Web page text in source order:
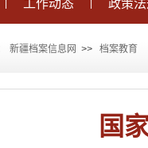
工作动态 政策
新疆档案信息网 >> 档案教育
国